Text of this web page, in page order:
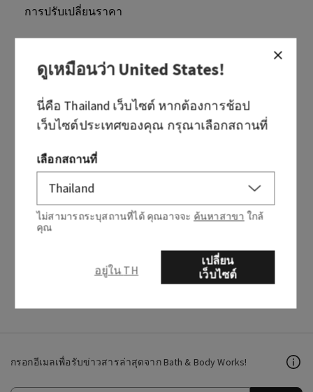
การปรับเปลี่ยนราคา
จะส่งคืนสินค้าที่ซื้อทางออนไลน์ในกรณีที่สินค้าเสียหาย
มีตำหนิ หรือสินค้าไม่ถูกต้องได้อย่างไร?
ระยะเวลาในการคืนเงิน?
สามารถคืนสินค้าที่ใช้หมดแล้วได้หรือไม่?
จะเปลี่ยนสินค้าของฉันเป็นกลิ่นอื่นหรือสินค้าอื่นได้
กรอกอีเมลเพื่อรับข่าวสารล่าสุดจาก Bath & Body Works!
ดูเหมือนว่าUnited States!
นี่คือ Thailand เว็บไซต์ หากต้องการช้อป
เว็บไซต์ประเทศของคุณ กรุณาเลือกสถานที่
เลือกสถานที่
ไม่สามารถระบุสถานที่ได้ คุณอาจจะ ค้นหาสาขา ใกล้
คุณ
อยู่ใน TH
เปลี่ยน
เว็บไซต์